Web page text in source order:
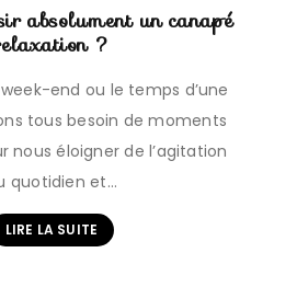
absolument un canapé
?
end ou le temps d’une
tous besoin de moments
nous éloigner de l’agitation
quotidien et…
LIRE LA SUITE